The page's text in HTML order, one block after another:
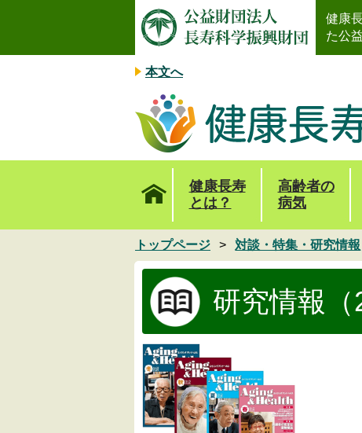
本文へ
健康
た公
健康長寿
とは？
高齢者の
病気
トップページ 対談・特集・研究情報
研究情報（